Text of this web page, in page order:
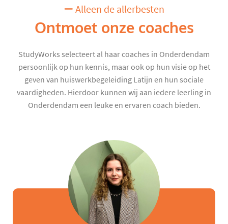
Alleen de allerbesten
Ontmoet onze coaches
StudyWorks selecteert al haar coaches in Onderdendam
persoonlijk op hun kennis, maar ook op hun visie op het
geven van huiswerkbegeleiding Latijn en hun sociale
vaardigheden. Hierdoor kunnen wij aan iedere leerling in
Onderdendam een leuke en ervaren coach bieden.